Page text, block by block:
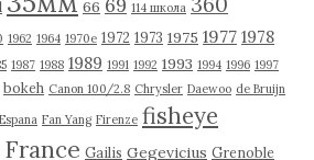
66 114 школа
1962 1964 1970е 1972 1973 1975 1977 1978
1987 1988 1989 1991 1992 1993 1994 1996 1997
bokeh Canon 100/2.8 Chrysler Daewoo de Bruijn
Espana Fan Yang Firenze fisheye
France Gailis Gegevicius Grenoble